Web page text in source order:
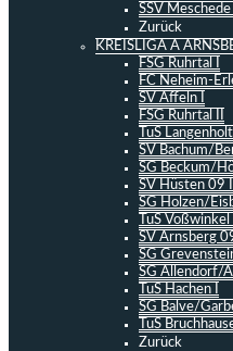
SSV Meschede I
Zurück
KREISLIGA A
FSG Ruhrtal I
FC Neheim-
SV Affeln I
FSG Ruhrtal II
TuS
SV Bachum/
SG Beckum/
SV Hüsten 09 II
SG Holzen/
TuS Voßwinkel I
SV Arnsberg 09
SG
SG Allendorf/
TuS Hachen I
SG Balve/
TuS
Zurück